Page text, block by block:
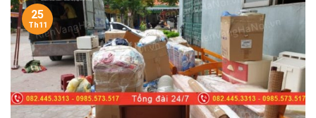
25
Th11